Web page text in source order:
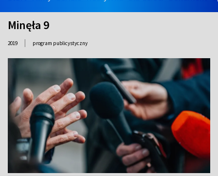
Minęła 9
2019 | program publicystyczny